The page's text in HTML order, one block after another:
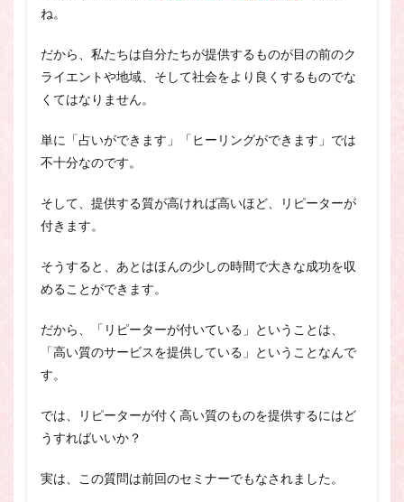
ね。
だから、私たちは自分たちが提供するものが目の前のク
ライエントや地域、そして社会をより良くするものでな
くてはなりません。
単に「占いができます」「ヒーリングができます」では
不十分なのです。
そして、提供する質が高ければ高いほど、リピーターが
付きます。
そうすると、あとはほんの少しの時間で大きな成功を収
めることができます。
だから、「リピーターが付いている」ということは、
「高い質のサービスを提供している」ということなんで
す。
では、リピーターが付く高い質のものを提供するにはど
うすればいいか？
実は、この質問は前回のセミナーでもなされました。